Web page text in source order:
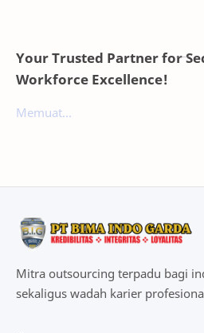
Your Trusted Partner for
Workforce Excellence!
Memuat...
Mitra outsourcing terpadu bagi
sekaligus wadah karier